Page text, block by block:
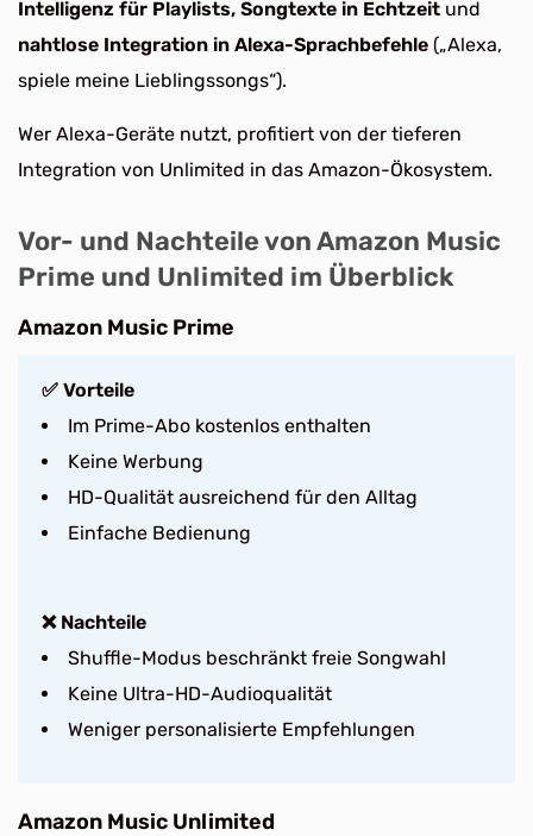
Intelligenz für Playlists, Songtexte in Echtzeit und
nahtlose Integration in Alexa-Sprachbefehle („Alexa,
spiele meine Lieblingssongs“).
Wer Alexa-Geräte nutzt, profitiert von der tieferen
Integration von Unlimited in das Amazon-Ökosystem.
Vor- und Nachteile von Amazon Music
Prime und Unlimited im Überblick
Amazon Music Prime
✅ Vorteile
Im Prime-Abo kostenlos enthalten
Keine Werbung
HD-Qualität ausreichend für den Alltag
Einfache Bedienung
❌ Nachteile
Shuffle-Modus beschränkt freie Songwahl
Keine Ultra-HD-Audioqualität
Weniger personalisierte Empfehlungen
Amazon Music Unlimited